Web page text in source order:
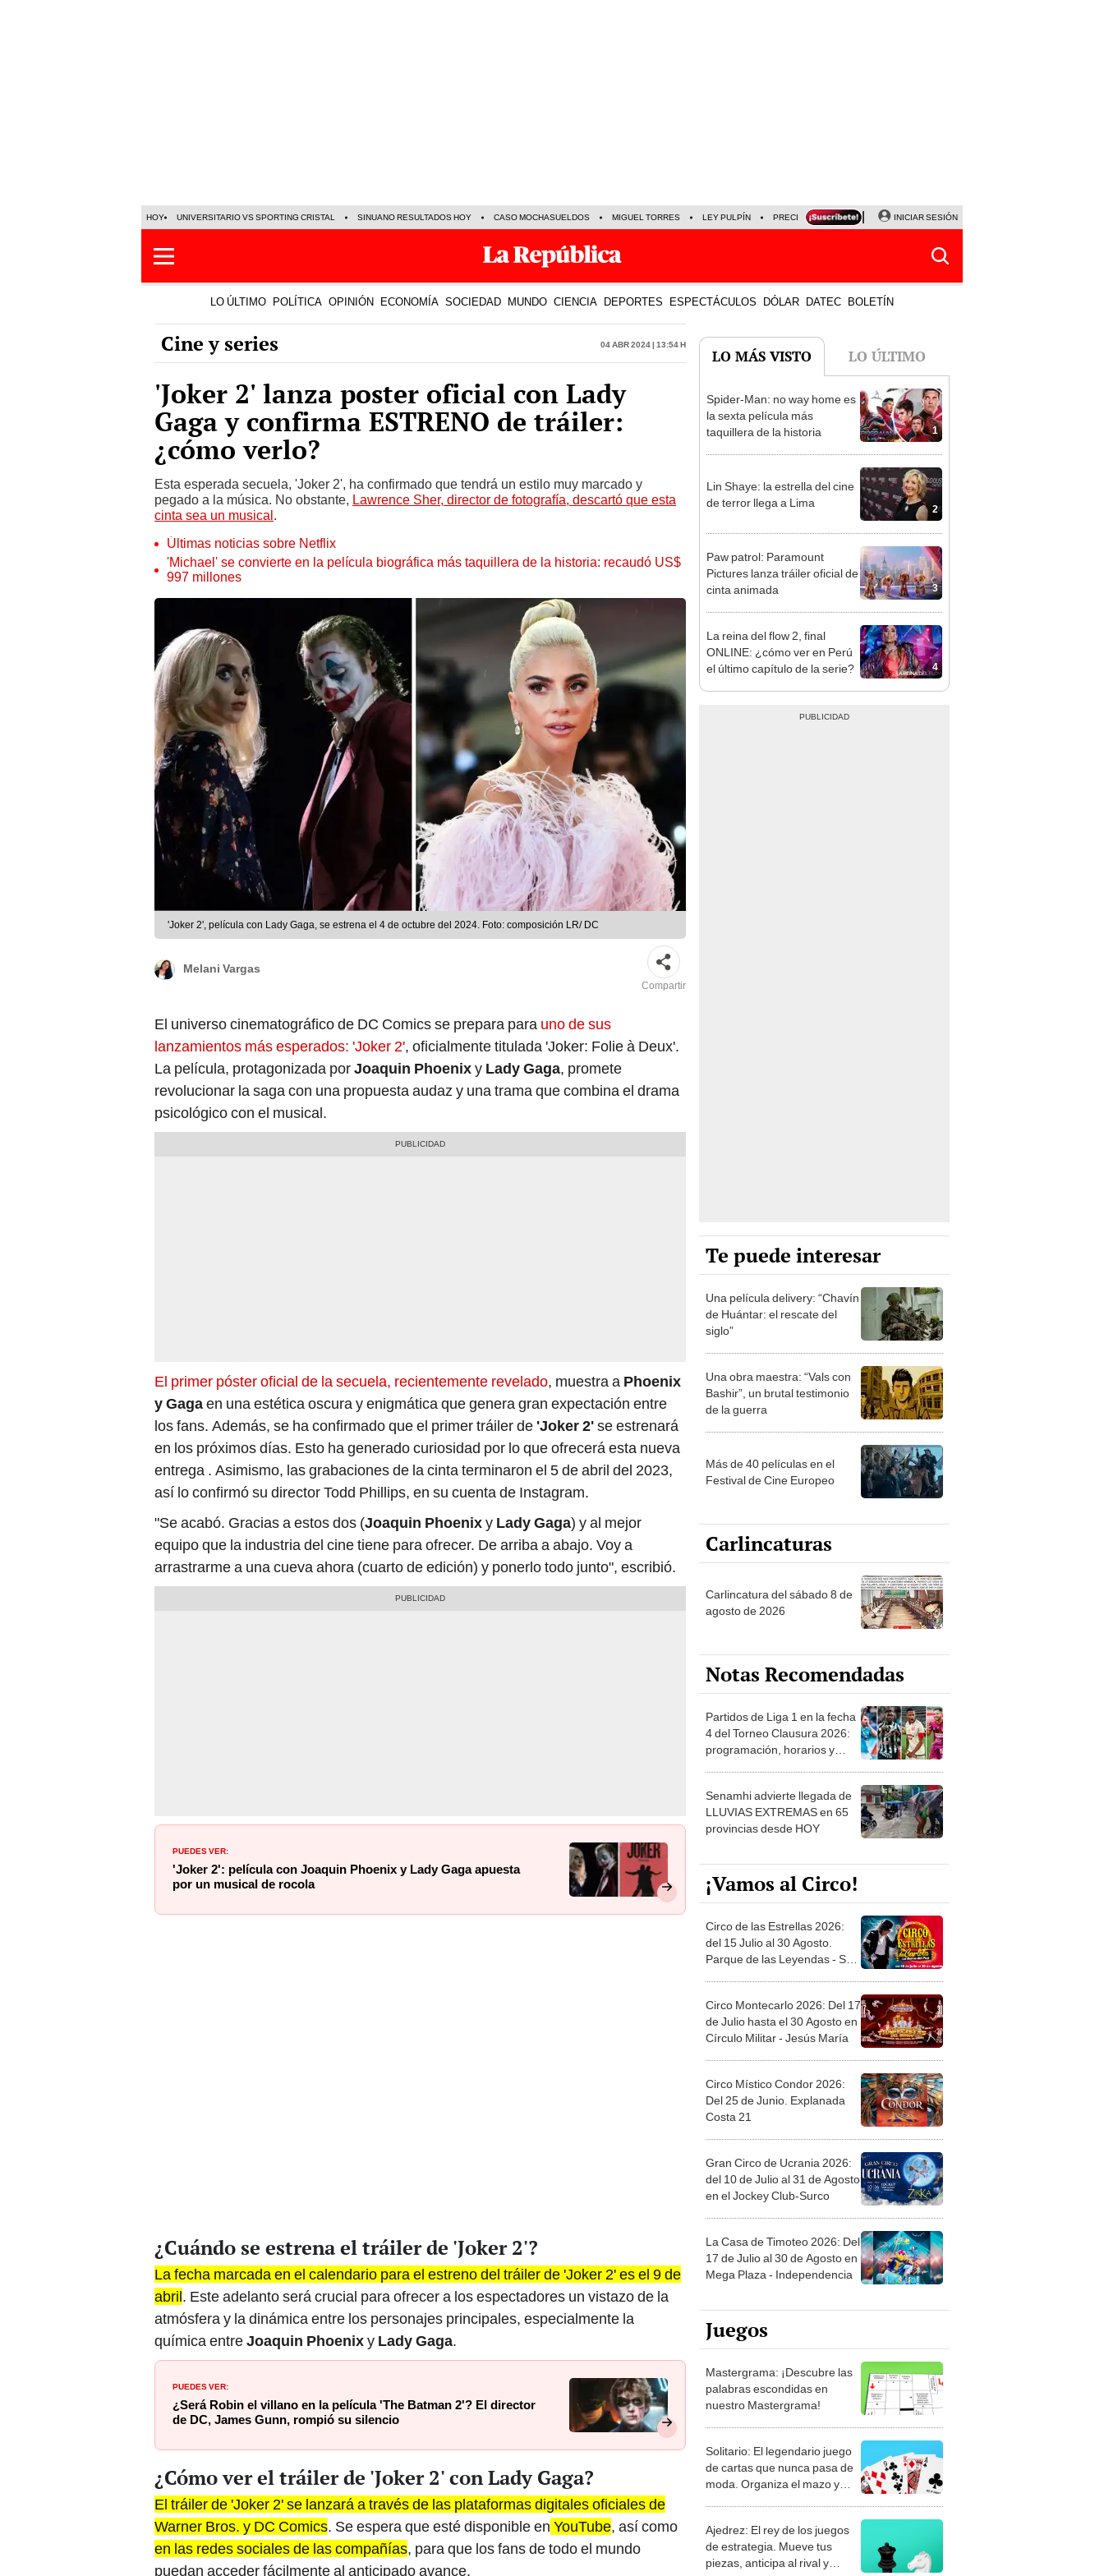
HOY UNIVERSITARIO VS SPORTING CRISTAL SINUANO RESULTADOS HOY CASO MOCHASUELDOS MIGUEL TORRES LEY PULPÍN PRECIO DEL DÓLAR CORTE DE LUZ VIERNES 7 DE AGOSTO
INICIAR SESIÓN
LO ÚLTIMO POLÍTICA OPINIÓN ECONOMÍA SOCIEDAD MUNDO CIENCIA DEPORTES ESPECTÁCULOS DÓLAR DATEC BOLETÍN
Cine y series 04 Abr 2024 | 13:54 h
'Joker 2' lanza poster oficial con Lady
Gaga y confirma ESTRENO de tráiler:
¿cómo verlo?
Esta esperada secuela, 'Joker 2', ha confirmado que tendrá un estilo muy marcado y
pegado a la música. No obstante, Lawrence Sher, director de fotografía, descartó que esta
cinta sea un musical.
Últimas noticias sobre Netflix
'Michael' se convierte en la película biográfica más taquillera de la historia: recaudó US$
997 millones
'Joker 2', película con Lady Gaga, se estrena el 4 de octubre del 2024. Foto: composición LR/ DC
Melani Vargas
Compartir
El universo cinematográfico de DC Comics se prepara para uno de sus
lanzamientos más esperados: 'Joker 2', oficialmente titulada 'Joker: Folie à Deux'.
La película, protagonizada porJoaquin Phoenixy Lady Gaga, promete
revolucionar la saga con una propuesta audaz y una trama que combina el drama
psicológico con el musical.
El primer póster oficial de la secuela, recientemente revelado, muestra a Phoenix
y Gagaen una estética oscura y enigmática que genera gran expectación entre
los fans. Además, se ha confirmado que el primer tráiler de 'Joker 2'se estrenará
en los próximos días. Esto ha generado curiosidad por lo que ofrecerá esta nueva
entrega . Asimismo, las grabaciones de la cinta terminaron el 5 de abril del 2023,
así lo confirmó su director Todd Phillips, en su cuenta de Instagram.
"Se acabó. Gracias a estos dos (Joaquin Phoenixy Lady Gaga) y al mejor
equipo que la industria del cine tiene para ofrecer. De arriba a abajo. Voy a
arrastrarme a una cueva ahora (cuarto de edición) y ponerlo todo junto", escribió.
PUEDES VER:
'Joker 2': película con Joaquin Phoenix y Lady Gaga apuesta
por un musical de rocola
¿Cuándo se estrena el tráiler de 'Joker 2'?
La fecha marcada en el calendario para el estreno del tráiler de 'Joker 2' es el 9 de
abril. Este adelanto será crucial para ofrecer a los espectadores un vistazo de la
atmósfera y la dinámica entre los personajes principales, especialmente la
química entreJoaquin Phoenixy Lady Gaga.
PUEDES VER:
¿Será Robin el villano en la película 'The Batman 2'? El director
de DC, James Gunn, rompió su silencio
¿Cómo ver el tráiler de 'Joker 2' con Lady Gaga?
El tráiler de 'Joker 2' se lanzará a través de las plataformas digitales oficiales de
Warner Bros. y DC Comics. Se espera que esté disponible en YouTube, así como
en las redes sociales de las compañías, para que los fans de todo el mundo
puedan acceder fácilmente al anticipado avance.
LO MÁS VISTO LO ÚLTIMO
1
Spider-Man: no way home es
la sexta película más
taquillera de la historia
2
Lin Shaye: la estrella del cine
de terror llega a Lima
3
Paw patrol: Paramount
Pictures lanza tráiler oficial de
cinta animada
4
La reina del flow 2, final
ONLINE: ¿cómo ver en Perú
el último capítulo de la serie?
Te puede interesar
Una película delivery: “Chavín
de Huántar: el rescate del
siglo”
Una obra maestra: “Vals con
Bashir”, un brutal testimonio
de la guerra
Más de 40 películas en el
Festival de Cine Europeo
Carlincaturas
Carlincatura del sábado 8 de
agosto de 2026
Notas Recomendadas
Partidos de Liga 1 en la fecha
4 del Torneo Clausura 2026:
programación, horarios y
Senamhi advierte llegada de
LLUVIAS EXTREMAS en 65
provincias desde HOY
¡Vamos al Circo!
Circo de las Estrellas 2026:
del 15 Julio al 30 Agosto.
Parque de las Leyendas - San
Circo Montecarlo 2026: Del 17
de Julio hasta el 30 Agosto en
Círculo Militar - Jesús María
Circo Místico Condor 2026:
Del 25 de Junio. Explanada
Costa 21
Gran Circo de Ucrania 2026:
del 10 de Julio al 31 de Agosto
en el Jockey Club-Surco
La Casa de Timoteo 2026: Del
17 de Julio al 30 de Agosto en
Mega Plaza - Independencia
Juegos
Mastergrama: ¡Descubre las
palabras escondidas en
nuestro Mastergrama!
Solitario: El legendario juego
de cartas que nunca pasa de
moda. Organiza el mazo y
Ajedrez: El rey de los juegos
de estrategia. Mueve tus
piezas, anticipa al rival y